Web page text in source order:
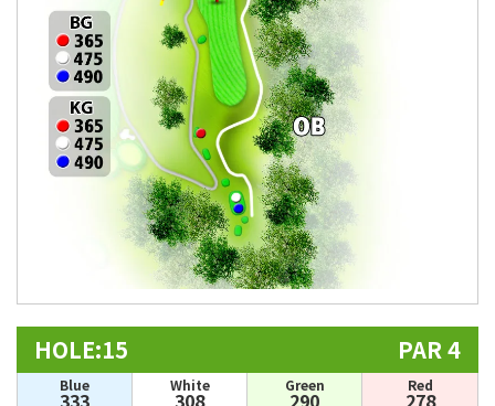
HOLE:15 PAR 4
Blue
333
White
308
Green
290
Red
278